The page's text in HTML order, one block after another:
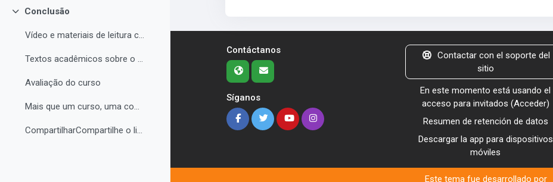
Colapsar
Conclusão
Vídeo e materiais de leitura complementar
Textos acadêmicos sobre o curso (para aprofundamento opcional)
Avaliação do curso
Mais que um curso, uma comunidade de aprendizagem!...
CompartilharCompartilhe o link do curso em suas re...
Contáctanos
Síganos
Contactar con el soporte del
sitio
En este momento está usando el
acceso para invitados (Acceder)
Resumen de retención de datos
Descargar la app para dispositivos
móviles
Este tema fue desarrollado por